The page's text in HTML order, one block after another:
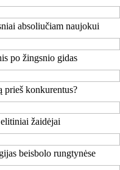
absoliučiam naujokui
po žingsnio gidas
prieš konkurentus?
žaidėjai
beisbolo rungtynėse